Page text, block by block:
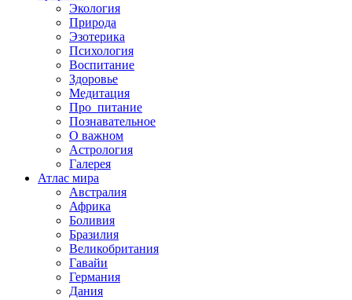
Экология
Природа
Эзотерика
Психология
Воспитание
Здоровье
Медитация
Про_питание
Познавательное
О важном
Астрология
Галерея
Атлас мира
Австралия
Африка
Боливия
Бразилия
Великобритания
Гавайи
Германия
Дания